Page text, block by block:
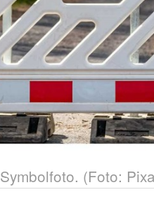
Symbolfoto. (Foto: